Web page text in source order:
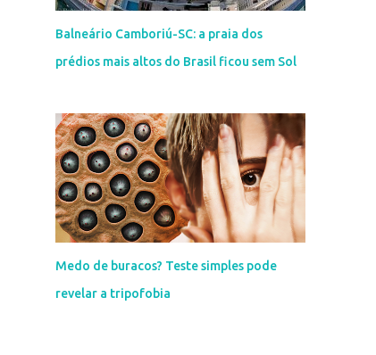
Balneário Camboriú-SC: a praia dos
prédios mais altos do Brasil ficou sem Sol
Medo de buracos? Teste simples pode
revelar a tripofobia